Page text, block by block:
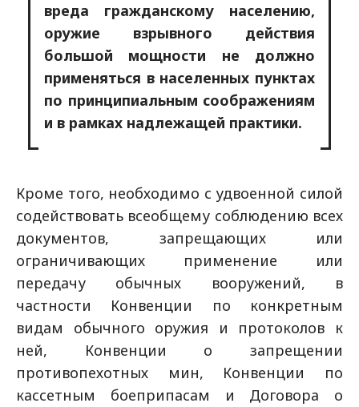
вреда гражданскому населению,
оружие взрывного действия
большой мощности не должно
применяться в населенных пунктах
по принципиальным соображениям
и в рамках надлежащей практики.
Кроме того, необходимо с удвоенной силой
содействовать всеобщему соблюдению всех
документов, запрещающих или
ограничивающих применение или
передачу обычных вооружений, в
частности Конвенции по конкретным
видам обычного оружия и протоколов к
ней, Конвенции о запрещении
противопехотных мин, Конвенции по
кассетным боеприпасам и Договора о